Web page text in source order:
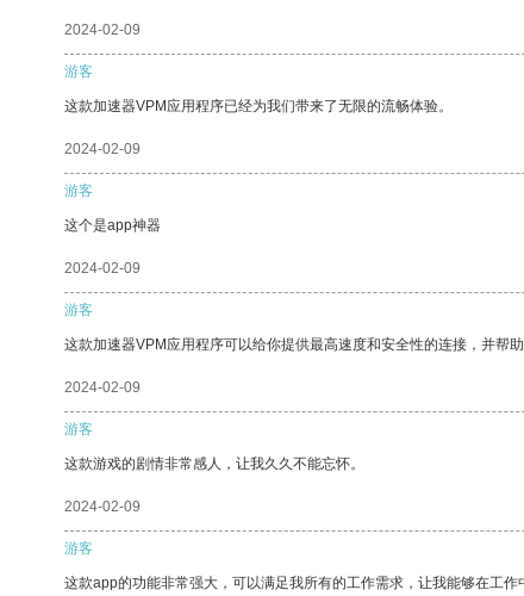
2024-02-09
游客
这款加速器VPM应用程序已经为我们带来了无限的流畅体验。
2024-02-09
游客
这个是app神器
2024-02-09
游客
这款加速器VPM应用程序可以给你提供最高速度和安全性的连接，并帮助
2024-02-09
游客
这款游戏的剧情非常感人，让我久久不能忘怀。
2024-02-09
游客
这款app的功能非常强大，可以满足我所有的工作需求，让我能够在工作